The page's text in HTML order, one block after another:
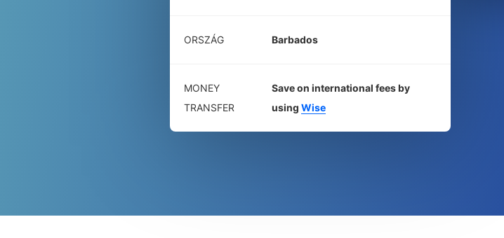
ORSZÁG Barbados
MONEY
TRANSFER
Save on international fees by
using Wise